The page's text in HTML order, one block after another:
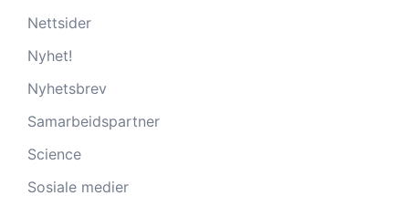
Nettsider
Nyhet!
Nyhetsbrev
Samarbeidspartner
Science
Sosiale medier